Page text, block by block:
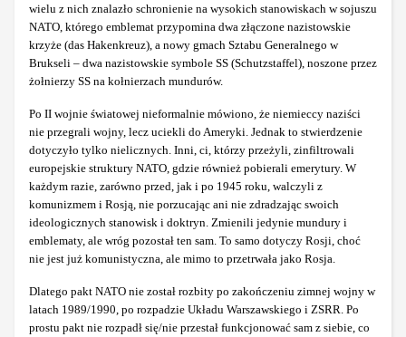
wielu z nich znalazło schronienie na wysokich stanowiskach w sojuszu
NATO, którego emblemat przypomina dwa złączone nazistowskie
krzyże (das Hakenkreuz), a nowy gmach Sztabu Generalnego w
Brukseli – dwa nazistowskie symbole SS (Schutzstaffel), noszone przez
żołnierzy SS na kołnierzach mundurów.
Po II wojnie światowej nieformalnie mówiono, że niemieccy naziści
nie przegrali wojny, lecz uciekli do Ameryki. Jednak to stwierdzenie
dotyczyło tylko nielicznych. Inni, ci, którzy przeżyli, zinfiltrowali
europejskie struktury NATO, gdzie również pobierali emerytury. W
każdym razie, zarówno przed, jak i po 1945 roku, walczyli z
komunizmem i Rosją, nie porzucając ani nie zdradzając swoich
ideologicznych stanowisk i doktryn. Zmienili jedynie mundury i
emblematy, ale wróg pozostał ten sam. To samo dotyczy Rosji, choć
nie jest już komunistyczna, ale mimo to przetrwała jako Rosja.
Dlatego pakt NATO nie został rozbity po zakończeniu zimnej wojny w
latach 1989/1990, po rozpadzie Układu Warszawskiego i ZSRR. Po
prostu pakt nie rozpadł się/nie przestał funkcjonować sam z siebie, co